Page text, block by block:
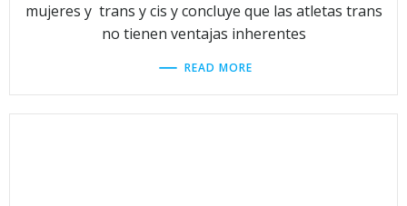
mujeres y trans y cis y concluye que las atletas trans
no tienen ventajas inherentes
READ MORE